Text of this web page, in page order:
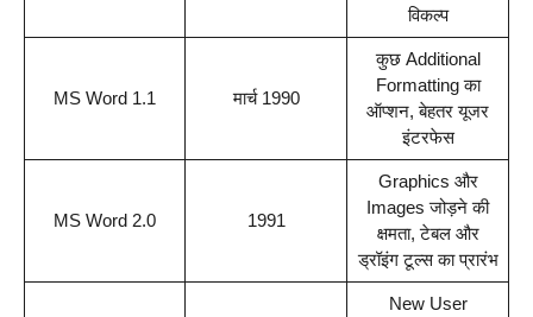
विकल्प
MS Word 1.1 मार्च 1990
कुछ Additional
Formatting का
ऑप्शन, बेहतर यूजर
इंटरफेस
MS Word 2.0 1991
Graphics और
Images जोड़ने की
क्षमता, टेबल और
ड्रॉइंग टूल्स का प्रारंभ
New User